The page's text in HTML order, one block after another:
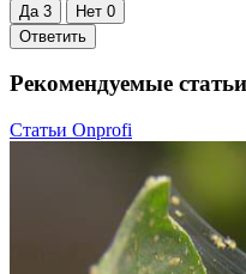
Да 3 Нет 0
Ответить
Рекомендуемые статьи
Статьи Onprofi